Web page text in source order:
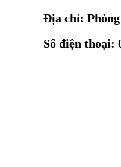
Địa chỉ: Phòng
Số điện thoại: